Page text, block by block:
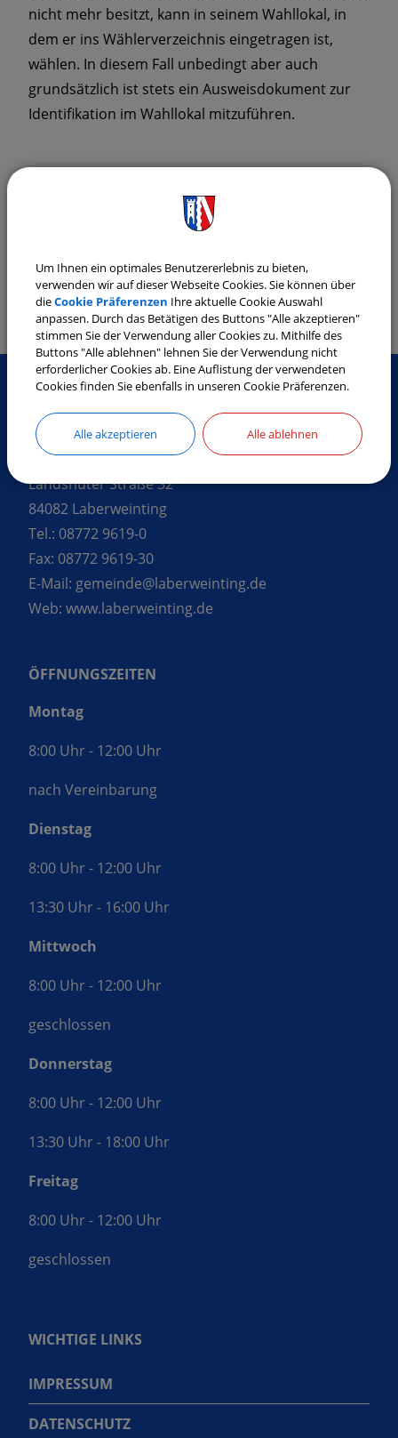
Gemeinde Laberweinting
Aktuelles
Informationen zur Landrats-Stichwahl am
22.03.2026
nicht mehr besitzt, kann in seinem Wahllokal, in
dem er ins Wählerverzeichnis eingetragen ist,
wählen. In diesem Fall unbedingt aber auch
grundsätzlich ist stets ein Ausweisdokument zur
Identifikation im Wahllokal mitzuführen.
SO ERREICHEN SIE UNS
Gemeinde Laberweinting
Landshuter Straße 32
84082 Laberweinting
Tel.: 08772 9619-0
Fax: 08772 9619-30
E-Mail: gemeinde@laberweinting.de
Web: www.laberweinting.de
ÖFFNUNGSZEITEN
Montag
8:00 Uhr - 12:00 Uhr
nach Vereinbarung
Dienstag
8:00 Uhr - 12:00 Uhr
13:30 Uhr - 16:00 Uhr
Mittwoch
8:00 Uhr - 12:00 Uhr
geschlossen
Donnerstag
8:00 Uhr - 12:00 Uhr
13:30 Uhr - 18:00 Uhr
Freitag
8:00 Uhr - 12:00 Uhr
geschlossen
WICHTIGE LINKS
IMPRESSUM
DATENSCHUTZ
Um Ihnen ein optimales Benutzererlebnis zu bieten,
verwenden wir auf dieser Webseite Cookies. Sie können über
dieCookie Präferenzen Ihre aktuelle Cookie Auswahl
anpassen. Durch das Betätigen des Buttons "Alle akzeptieren"
stimmen Sie der Verwendung aller Cookies zu. Mithilfe des
Buttons "Alle ablehnen" lehnen Sie der Verwendung nicht
erforderlicher Cookies ab. Eine Auflistung der verwendeten
Cookies finden Sie ebenfalls in unseren Cookie Präferenzen.
Alle akzeptieren Alle ablehnen